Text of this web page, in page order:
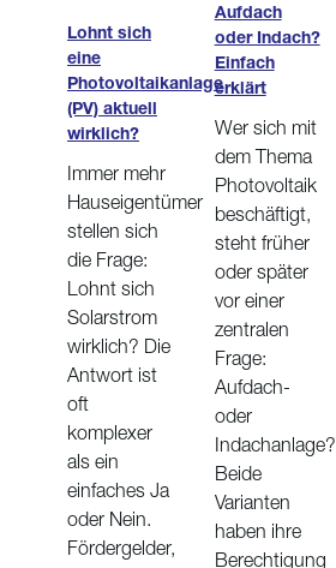
Lohnt sich
eine
Photovoltaikanlage
(PV) aktuell
wirklich?
Immer mehr
Hauseigentümer
stellen sich
die Frage:
Lohnt sich
Solarstrom
wirklich? Die
Antwort ist
oft
komplexer
als ein
einfaches Ja
oder Nein.
Fördergelder,
Aufdach
oder Indach?
Einfach
erklärt
Wer sich mit
dem Thema
Photovoltaik
beschäftigt,
steht früher
oder später
vor einer
zentralen
Frage:
Aufdach-
oder
Indachanlage?
Beide
Varianten
haben ihre
Berechtigung